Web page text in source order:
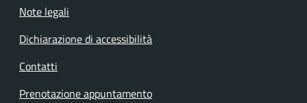
Note legali
Dichiarazione di accessibilità
Contatti
Prenotazione appuntamento